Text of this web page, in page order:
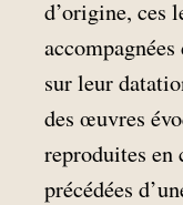
d’origine, ces
sur leur
des œuvres
reproduites en
précédées